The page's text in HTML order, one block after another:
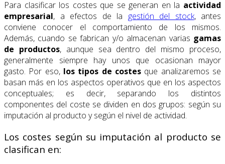
Para clasificar los costes que se generan en la actividad
empresarial, a efectos de la gestión del stock, antes
conviene conocer el comportamiento de los mismos.
Además, cuando se fabrican y/o almacenan varias gamas
de productos, aunque sea dentro del mismo proceso,
generalmente siempre hay unos que ocasionan mayor
gasto. Por eso, los tipos de costes que analizaremos se
basan más en los aspectos operativos que en los aspectos
conceptuales; es decir, separando los distintos
componentes del coste se dividen en dos grupos: según su
imputación al producto y según el nivel de actividad.
Los costes según su imputación al producto se
clasifican en: